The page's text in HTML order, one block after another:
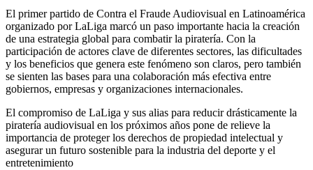
El primer partido de Contra el Fraude Audiovisual en Latinoamérica
organizado por LaLiga marcó un paso importante hacia la creación
de una estrategia global para combatir la piratería. Con la
participación de actores clave de diferentes sectores, las dificultades
y los beneficios que genera este fenómeno son claros, pero también
se sienten las bases para una colaboración más efectiva entre
gobiernos, empresas y organizaciones internacionales.
El compromiso de LaLiga y sus alias para reducir drásticamente la
piratería audiovisual en los próximos años pone de relieve la
importancia de proteger los derechos de propiedad intelectual y
asegurar un futuro sostenible para la industria del deporte y el
entretenimiento